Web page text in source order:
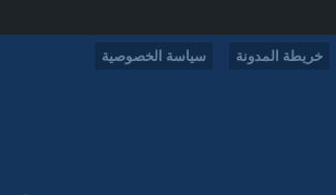
خريطة المدونة سياسة الخصوصية